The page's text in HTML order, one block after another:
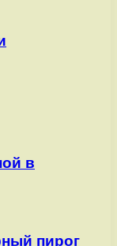
в
пирог